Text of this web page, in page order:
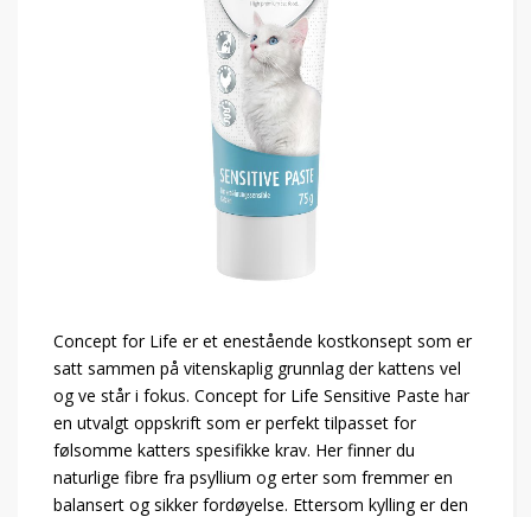
Concept for Life er et enestående kostkonsept som er
satt sammen på vitenskaplig grunnlag der kattens vel
og ve står i fokus. Concept for Life Sensitive Paste har
en utvalgt oppskrift som er perfekt tilpasset for
følsomme katters spesifikke krav. Her finner du
naturlige fibre fra psyllium og erter som fremmer en
balansert og sikker fordøyelse. Ettersom kylling er den